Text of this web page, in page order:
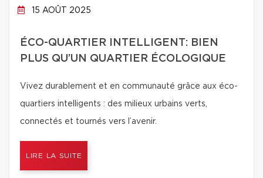
15 AOÛT 2025
ÉCO-QUARTIER INTELLIGENT: BIEN
PLUS QU’UN QUARTIER ÉCOLOGIQUE
Vivez durablement et en communauté grâce aux éco-
quartiers intelligents : des milieux urbains verts,
connectés et tournés vers l’avenir.
LIRE LA SUITE